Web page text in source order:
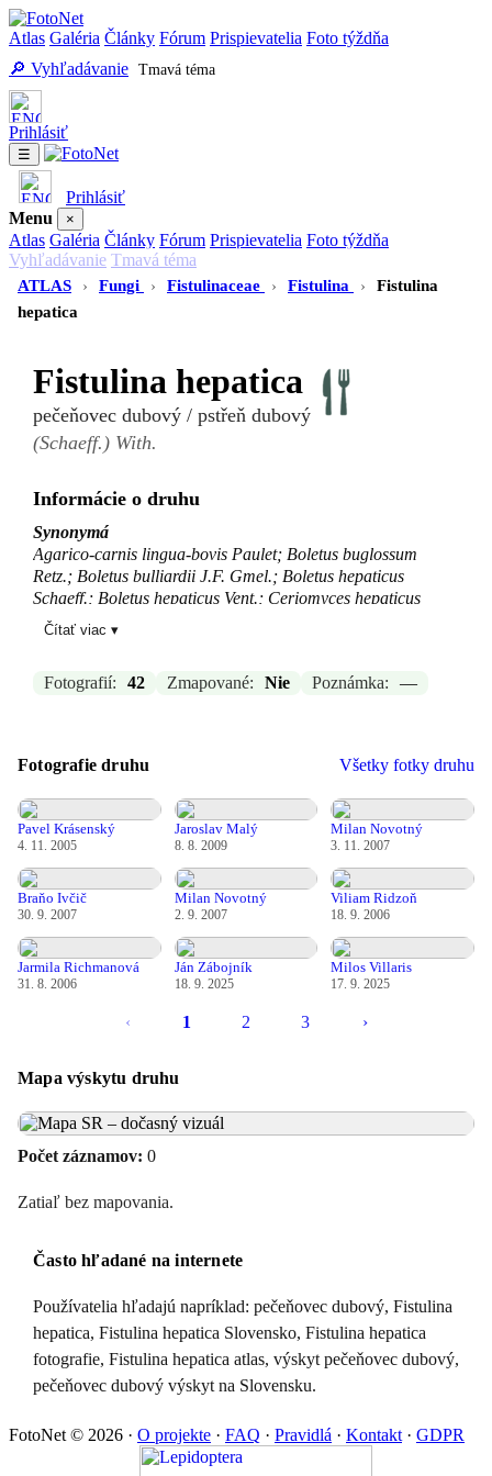
Atlas Galéria Články Fórum Prispievatelia Foto týždňa
🔎 Vyhľadávanie Tmavá téma
Prihlásiť
☰
Prihlásiť
Menu
×
Atlas Galéria Články Fórum Prispievatelia Foto týždňa
Vyhľadávanie Tmavá téma
ATLAS
› Fungi › Fistulinaceae › Fistulina ›
Fistulina
hepatica
Fistulina hepatica
pečeňovec dubový / pstřeň dubový
(Schaeff.) With.
Informácie o druhu
Synonymá
Agarico-carnis lingua-bovis Paulet; Boletus buglossum
Retz.; Boletus bulliardii J.F. Gmel.; Boletus hepaticus
Schaeff.; Boletus hepaticus Vent.; Ceriomyces hepaticus
Sacc.; Confistulina hepatica (Sacc.) Stalpers; Fistulina
Fistulina sarcoides St.-Amans; Hypodrys hepaticus (Schaeff.)
Zdroj:-
Aktualizované: —, 04.03.2026 21:08
Čítať viac ▾
Fotografií: 42 Zmapované: Nie Poznámka: —
Fotografie druhu Všetky fotky druhu
Pavel Krásenský
4. 11. 2005
Jaroslav Malý
8. 8. 2009
Milan Novotný
3. 11. 2007
Braňo Ivčič
30. 9. 2007
Milan Novotný
2. 9. 2007
Viliam Ridzoň
18. 9. 2006
Jarmila Richmanová
31. 8. 2006
Ján Zábojník
18. 9. 2025
Milos Villaris
17. 9. 2025
‹ 1 2 3 ›
Mapa výskytu druhu
Počet záznamov: 0
Zatiaľ bez mapovania.
Často hľadané na internete
Používatelia hľadajú napríklad: pečeňovec dubový, Fistulina
hepatica, Fistulina hepatica Slovensko, Fistulina hepatica
fotografie, Fistulina hepatica atlas, výskyt pečeňovec dubový,
pečeňovec dubový výskyt na Slovensku.
FotoNet © 2026 · O projekte · FAQ · Pravidlá · Kontakt · GDPR